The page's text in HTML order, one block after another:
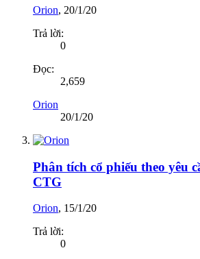
Orion, 20/1/20
Trả lời:
0
Đọc:
2,659
Orion
20/1/20
Phân tích cổ phiếu theo yêu
CTG
Orion, 15/1/20
Trả lời:
0